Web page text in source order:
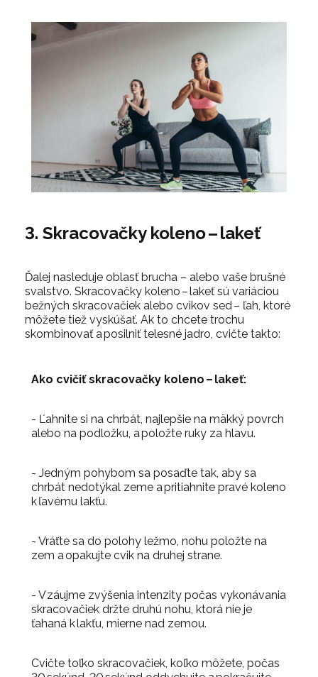
3. Skracovačky koleno – lakeť
Ďalej nasleduje oblasť brucha – alebo vaše brušné
svalstvo. Skracovačky koleno – lakeť sú variáciou
bežných skracovačiek alebo cvikov sed – ľah, ktoré
môžete tiež vyskúšať. Ak to chcete trochu
skombinovať a posilniť telesné jadro, cvičte takto:
Ako cvičiť skracovačky koleno – lakeť:
- Ľahnite si na chrbát, najlepšie na mäkký povrch
alebo na podložku, a položte ruky za hlavu.
- Jedným pohybom sa posaďte tak, aby sa
chrbát nedotýkal zeme a pritiahnite pravé koleno
k ľavému lakťu.
- Vráťte sa do polohy ležmo, nohu položte na
zem a opakujte cvik na druhej strane.
- V záujme zvýšenia intenzity počas vykonávania
skracovačiek držte druhú nohu, ktorá nie je
ťahaná k lakťu, mierne nad zemou.
Cvičte toľko skracovačiek, koľko môžete, počas